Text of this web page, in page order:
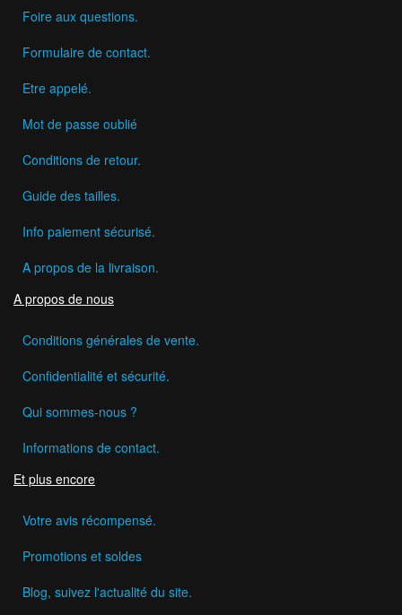
Foire aux questions.
Formulaire de contact.
Etre appelé.
Mot de passe oublié
Conditions de retour.
Guide des tailles.
Info paiement sécurisé.
A propos de la livraison.
A propos de nous
Conditions générales de vente.
Confidentialité et sécurité.
Qui sommes-nous ?
Informations de contact.
Et plus encore
Votre avis récompensé.
Promotions et soldes
Blog, suivez l'actualité du site.